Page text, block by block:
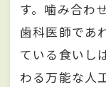
す。噛み合わ
歯科医師であ
ている食いし
わる万能な人